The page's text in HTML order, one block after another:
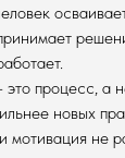
процесс, а
новых
мотивация не